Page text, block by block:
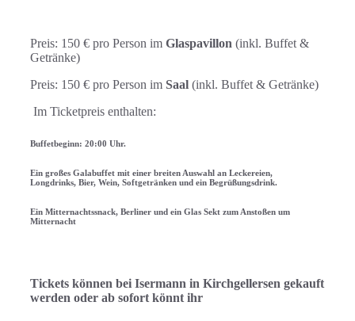
Preis: 150 € pro Person im Glaspavillon (inkl. Buffet &
Getränke)
Preis: 150 € pro Person im Saal (inkl. Buffet & Getränke)
Im Ticketpreis enthalten:
Buffetbeginn: 20:00 Uhr.
Ein großes Galabuffet mit einer breiten Auswahl an Leckereien,
Longdrinks, Bier, Wein, Softgetränken und ein Begrüßungsdrink.
Ein Mitternachtssnack, Berliner und ein Glas Sekt zum Anstoßen um
Mitternacht
Tickets können bei Isermann in Kirchgellersen gekauft
werden oder ab sofort könnt ihr